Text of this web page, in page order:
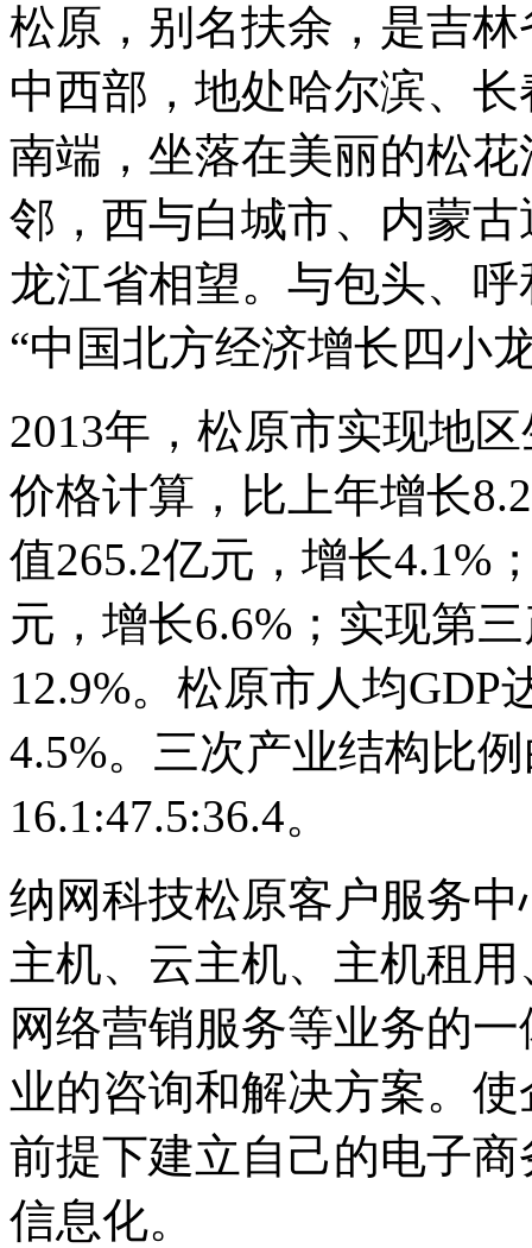
松原，别名扶余，是吉
中西部，地处哈尔滨、
南端，坐落在美丽的松
邻，西与白城市、内蒙
龙江省相望。与包头、
“中国北方经济增长四小
2013年，松原市实现地
价格计算，比上年增长
值265.2亿元，增长4.1%
元，增长6.6%；实现第
12.9%。松原市人均GDP
4.5%。三次产业结构比
16.1:47.5:36.4。
纳网科技松原客户服务
主机、云主机、主机租
网络营销服务等业务的
业的咨询和解决方案。
前提下建立自己的电子
信息化。